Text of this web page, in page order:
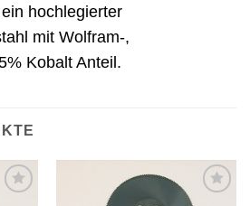
hochlegierter
mit Wolfram-,
Kobalt Anteil.